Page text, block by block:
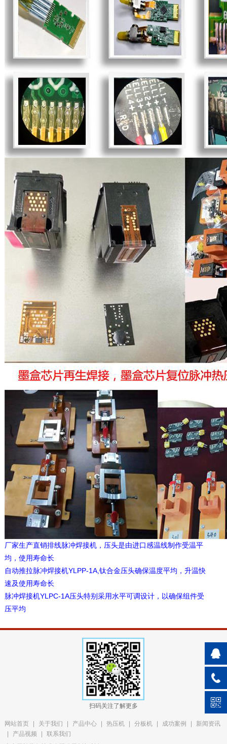
厂家生产直销排线脉冲焊接机，压头是由进口感温线制作受温平
均，使用寿命长
自动推拉脉冲焊接机YLPP-1A, 钛合金压头确保温度平均，升温快
速及使用寿命长
脉冲焊接机YLPC-1A压头特别采用水平可调设计，以确保组件受
压平均
扫码关注了解更多
网站首页 | 关于我们 | 产品中心 | 热压机 | 分板机 | 成功案例 |
新闻资讯
|
产品视频 |
联系我们